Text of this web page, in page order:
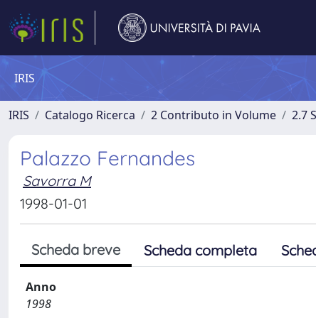
IRIS
IRIS Catalogo Ricerca 2 Contributo in Volume 2.7
Palazzo Fernandes
Savorra M
1998-01-01
Scheda breve Scheda completa
Anno
1998